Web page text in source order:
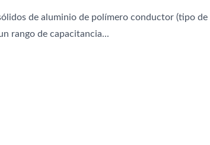
de aluminio de polímero conductor (tipo
rango de capacitancia...